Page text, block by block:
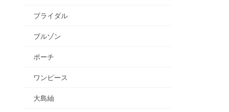
ブライダル
ブルゾン
ポーチ
ワンピース
大島紬